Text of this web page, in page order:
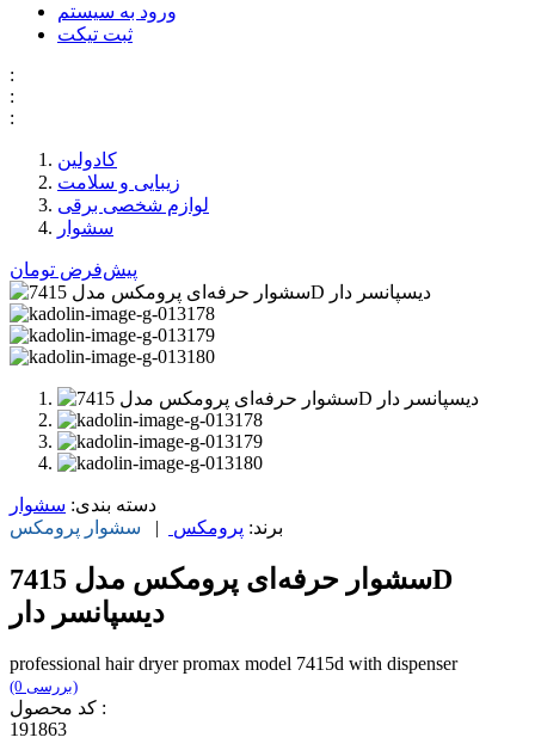
ورود به سیستم
ثبت تیکت
:
:
:
کادولین
زیبایی و سلامت
لوازم شخصی برقی
سشوار
پیش‌فرض تومان
دسته بندی: سشوار
برند: پرومکس | سشوار پرومکس
سشوار حرفه‌ای پرومکس مدل 7415D
دیسپانسر دار
professional hair dryer promax model 7415d with dispenser
(0 بررسی)
کد محصول :
191863